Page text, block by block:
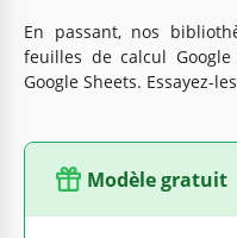
En passant, nos
feuilles de calcul
Google Sheets. Essayez-
Modèle gratuit